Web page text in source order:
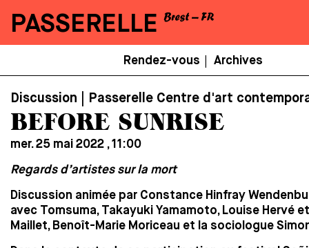
PASSERELLE
Secondaire
Rendez-vous Archives
Discussion | Passerelle Centre d'art
BEFORE SUNRISE
mer. 25 mai 2022 , 11:00
Regards d’artistes sur la mort
Discussion animée par Constance Hinfray
avec Tomsuma, Takayuki Yamamoto, Louise Hervé
Maillet, Benoît-Marie Moriceau et la sociologue